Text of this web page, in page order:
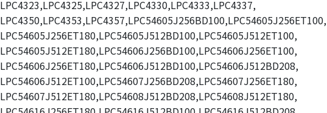
LPC4323,LPC4325,LPC4327,LPC4330,LPC4333,LPC4337,
LPC4350,LPC4353,LPC4357,LPC54605J256BD100,LPC54605J256ET100,
LPC54605J256ET180,LPC54605J512BD100,LPC54605J512ET100,
LPC54605J512ET180,LPC54606J256BD100,LPC54606J256ET100,
LPC54606J256ET180,LPC54606J512BD100,LPC54606J512BD208,
LPC54606J512ET100,LPC54607J256BD208,LPC54607J256ET180,
LPC54607J512ET180,LPC54608J512BD208,LPC54608J512ET180,